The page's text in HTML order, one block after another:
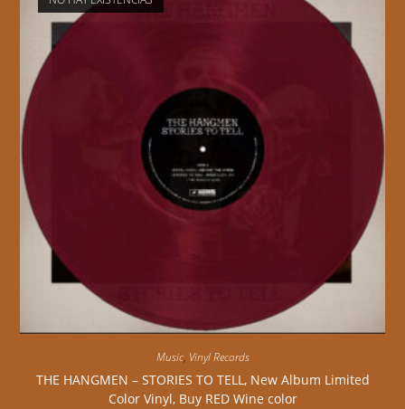
Music, Vinyl Records
THE HANGMEN – STORIES TO TELL, New Album Limited
Color Vinyl, Buy RED Wine color